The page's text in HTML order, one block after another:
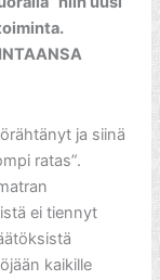
ja siinä
ratas”.
ei tiennyt
kaikille